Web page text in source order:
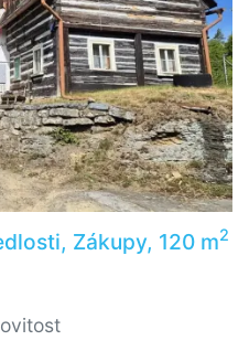
Zákupy, 120 m2